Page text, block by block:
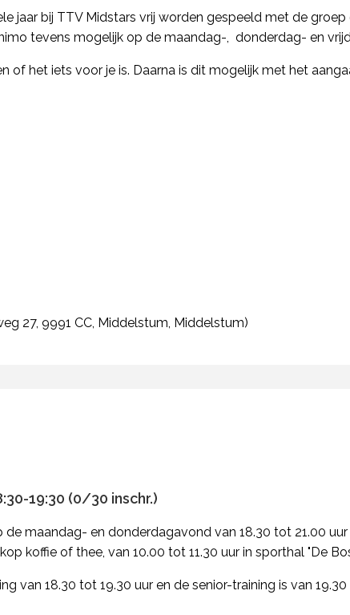
jaar bij TTV Midstars vrij worden gespeeld met de groep
tevens mogelijk op de maandag-, donderdag- en
of het iets voor je is. Daarna is dit mogelijk met het
27, 9991 CC, Middelstum, Middelstum)
19:30 (0/30 inschr.)
maandag- en donderdagavond van 18.30 tot 21.00
koffie of thee, van 10.00 tot 11.30 uur in sporthal "De
van 18.30 tot 19.30 uur en de senior-training is van